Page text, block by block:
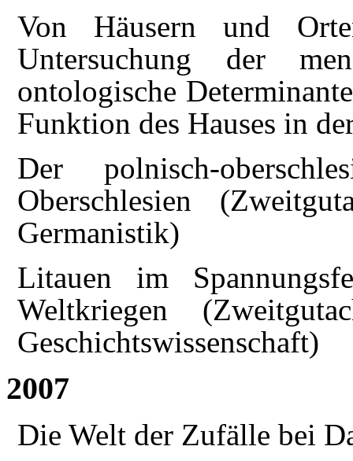
Von Häusern und
Untersuchung der
ontologische
Funktion des Hauses in
Der polnisch-
Oberschlesien
Germanistik)
Litauen im
Weltkriegen
Geschichtswissenschaft)
2007
Die Welt der Zufälle bei